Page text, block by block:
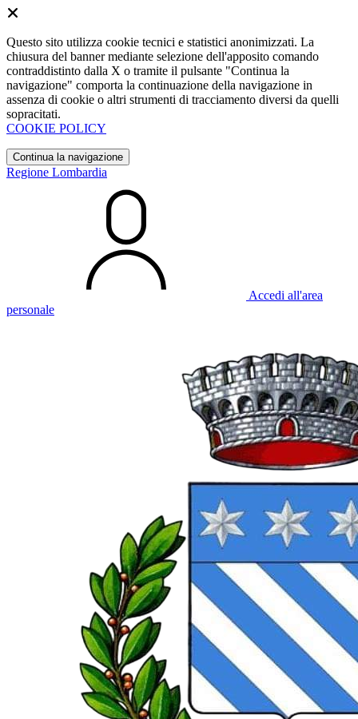
Questo sito utilizza cookie tecnici e statistici anonimizzati. La
chiusura del banner mediante selezione dell'apposito comando
contraddistinto dalla X o tramite il pulsante "Continua la
navigazione" comporta la continuazione della navigazione in
assenza di cookie o altri strumenti di tracciamento diversi da quelli
sopracitati.
COOKIE POLICY
Continua la navigazione
Regione Lombardia
Accedi all'area
personale